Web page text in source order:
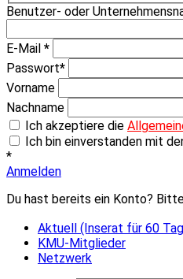
Benutzer- oder
E-Mail *
Passwort*
Vorname
Nachname
Ich akzeptiere die
Ich bin einverstanden mit
*
Anmelden
Du hast bereits ein Konto?
Aktuell (Inserat für 60
KMU-Mitglieder
Netzwerk